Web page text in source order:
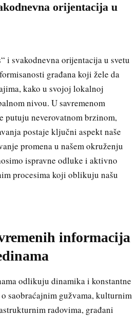
orijentacija u
i svakodnevna orijentacija u svetu
građana koji žele da
kako u svojoj lokalnoj
nivou. U savremenom
putuju neverovatnom brzinom,
postaje ključni aspekt naše
promena u našem okruženju
ispravne odluke i aktivno
procesima koji oblikuju našu
informacija
odlikuju dinamika i konstantne
saobraćajnim gužvama, kulturnim
radovima, građani